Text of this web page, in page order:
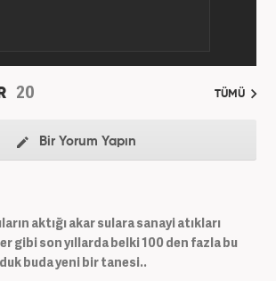
20 TÜMÜ
Bir Yorum Yapın
aktığı akar sulara sanayi atıkları
gibi son yıllarda belki 100 den fazla bu
buda yeni bir tanesi..